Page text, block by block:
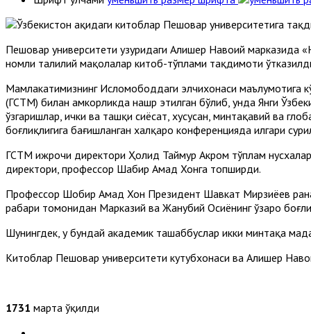
Пешовар университети ҳузуридаги Алишер Навоий марказида
номли таҳлилий мақолалар китоб-тўплами тақдимоти
Мамлакатимизнинг Исломободдаги элчихонаси маълумотига
(ГСТМ) билан ҳамкорликда нашр этилган бўлиб, унда Янги
ўзгаришлар, ички ва ташқи сиёсат, хусусан, минтақавий ва
боғлиқлигига бағишланган халқаро конференцияда илгари
ГСТМ ижрочи директори Ҳолид Таймур Акром тўплам
директори, профессор Шабир Аҳмад Хонга топширди.
Профессор Шобир Аҳмад Хон Президент Шавкат Мирзиёев
раҳбари томонидан Марказий ва Жанубий Осиёнинг ўзаро
Шунингдек, у бундай академик ташаббуслар икки минтақа
Китоблар Пешовар университети кутубхонаси ва Алишер
1731 марта ўқилди